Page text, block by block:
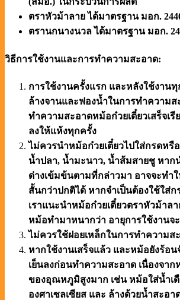
ตราหัวม้าลาย ได้มาตรฐาน มอก.
ตรานกนางนวล ได้มาตรฐาน มอก.
วิธีการใช้งานและการทำความสะอาด:
การใช้งานครั้งแรก และหลังใช้งาน
ล้างจานและฟองน้ำในการทำความส
ทำความสะอาดหม้อก๋วยเตี๋ยวเสร็จเ
ลงให้แห้งทุกครั้ง
ไม่ควรนำหม้อก๋วยเตี๋ยวไปใส่กรดหรื
น้ำปลา, น้ำมะนาว, น้ำส้มสายชู หาก
ด่างเข้มข้นตามที่กล่าวมา อาจจะทำ
สั้นกว่าปกติได้ หากจำเป็นต้องใช้ใส่
เราแนะนำหม้อก๋วยเตี๋ยวตราหัวม้าล
หม้อทำมาหนากว่า อายุการใช้งานจ
ไม่ควรใช้ฝอยเหล็กในการทำความส
หากใช้งานเสร็จแล้ว และหม้อยังร้อ
เย็นลงก่อนทำความสะอาด เนื่องจา
ของอุณหภูมิสูงมาก เช่น หม้อใส่น้ำเ
องศาเซลเซียส และ ล้างด้วยน้ำสะอ